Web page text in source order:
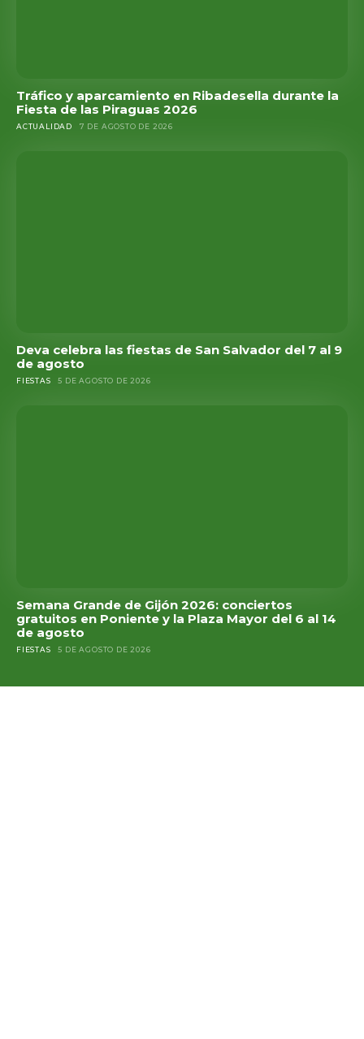
Tráfico y aparcamiento en Ribadesella durante la
Fiesta de las Piraguas 2026
ACTUALIDAD 7 DE AGOSTO DE 2026
Deva celebra las fiestas de San Salvador del 7 al 9
de agosto
FIESTAS 5 DE AGOSTO DE 2026
Semana Grande de Gijón 2026: conciertos
gratuitos en Poniente y la Plaza Mayor del 6 al 14
de agosto
FIESTAS 5 DE AGOSTO DE 2026